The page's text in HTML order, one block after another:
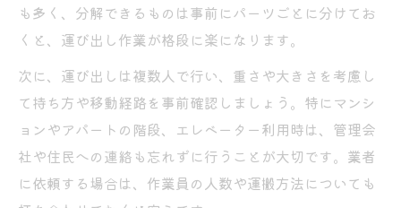
悪質業者を避ける不用品回収の見極め方
悪質な不用品回収業者の特徴と注意点
不用品回収で失敗しない業者選びの比較法
見積もりでわかる不用品回収の安全な判断
不用品回収の口コミと評判の正しい見方
不用品回収業者のヤバい兆候を見抜くコツ
低コスト回収なら無料持ち込みの活用術
も多く、分解できるものは事前にパーツごとに分けてお
くと、運び出し作業が格段に楽になります。
次に、運び出しは複数人で行い、重さや大きさを考慮し
て持ち方や移動経路を事前確認しましょう。特にマンシ
ョンやアパートの階段、エレベーター利用時は、管理会
社や住民への連絡も忘れずに行うことが大切です。業者
に依頼する場合は、作業員の人数や運搬方法についても